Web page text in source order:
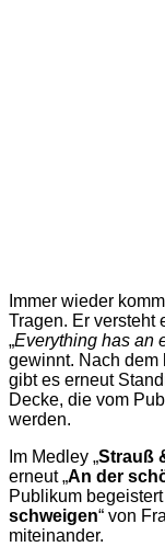
Immer wieder
Tragen. Er versteht
„Everything has an
gewinnt. Nach dem
gibt es erneut
Decke, die vom
werden.
Im Medley „Strauß
erneut „An der
Publikum begeistert
schweigen“ von
miteinander.